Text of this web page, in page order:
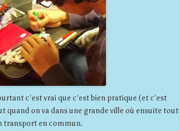
c’est vrai que c’est bien pratique (et c’est
quand on va dans une grande ville où ensuite tout
transport en commun.